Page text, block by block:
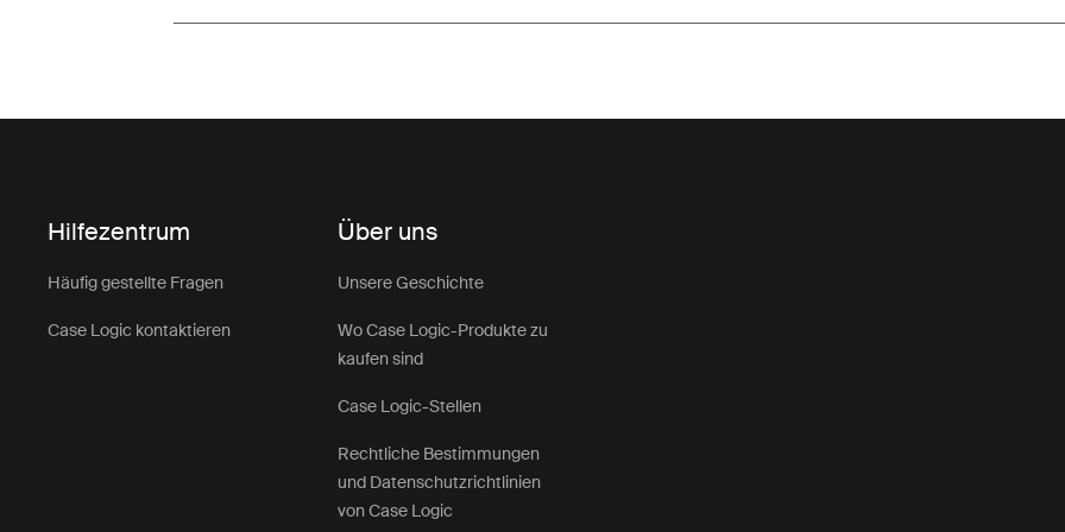
Hilfezentrum
Häufig gestellte Fragen
Case Logic kontaktieren
Über uns
Unsere Geschichte
Wo Case Logic-Produkte zu
kaufen sind
Case Logic-Stellen
Rechtliche Bestimmungen
und Datenschutzrichtlinien
von Case Logic